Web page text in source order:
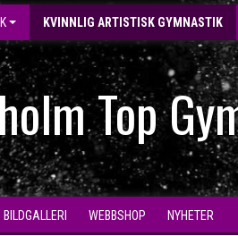
KVINNLIG ARTISTISK GYMNASTIK
Top
BILDGALLERI WEBBSHOP NYHETER